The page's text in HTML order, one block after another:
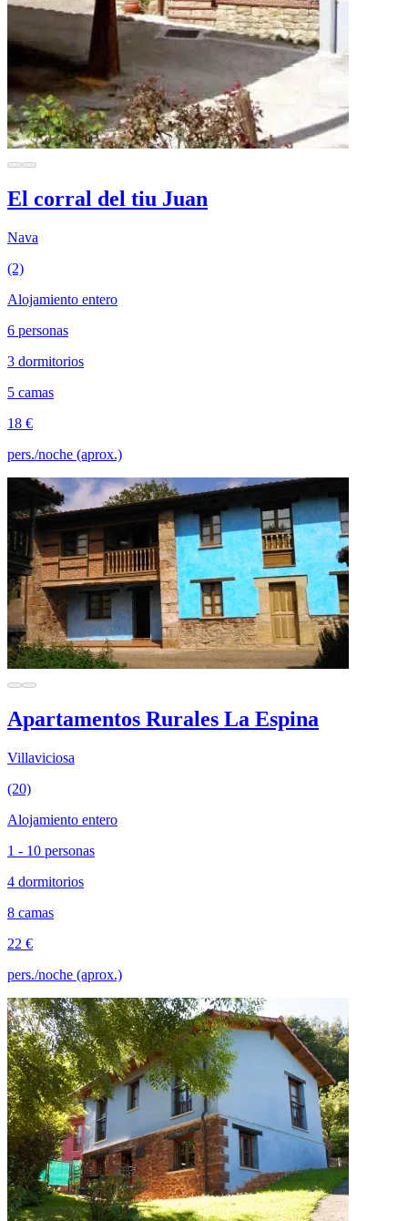
El corral del tiu Juan
Nava
(2)
Alojamiento entero
6 personas
3 dormitorios
5 camas
18 €
pers./noche (aprox.)
Apartamentos Rurales La Espina
Villaviciosa
(20)
Alojamiento entero
1 - 10 personas
4 dormitorios
8 camas
22 €
pers./noche (aprox.)